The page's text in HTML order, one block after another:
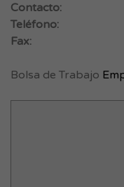
Contacto:
Teléfono:
Fax:
Bolsa de Trabajo